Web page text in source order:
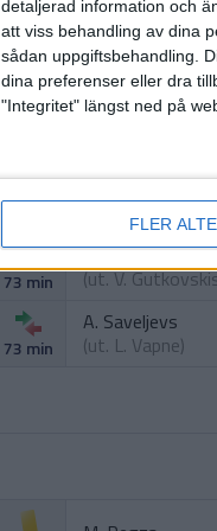
detaljerad information och
att viss behandling av dina
sådan uppgiftsbehandling.
dina preferenser eller dra
"Integritet" längst ned på
FLER
66 min
E. Daskevics
(ut.R.
73 min
M. Regza
(ut.V.
73 min
A. Saveljevs
(ut. L. Vapne)